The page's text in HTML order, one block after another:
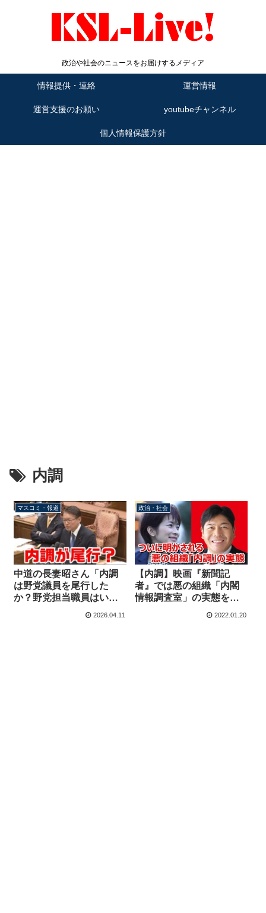
政治や社会のニュースをお届けするメディア
情報提供・連絡 運営情報
運営支援のお願い youtubeチャンネル
個人情報保護方針
内調
マスコミ・報道
中道の長妻昭さん「内調
は野党議員を尾行した
か？野党担当職員はいる
て官房長官に聞いてしま
2026.04.11
政治・社会
【内調】映画『新聞記
者』では悪の組織「内閣
情報調査室」の実態を宮
2022.01.20